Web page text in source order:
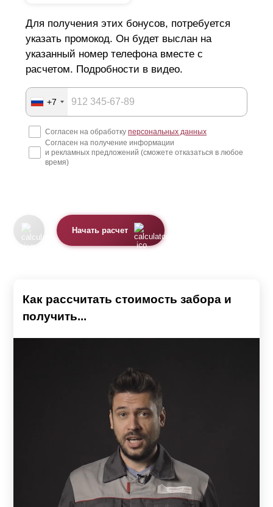
Для получения этих бонусов, потребуется
указать промокод. Он будет выслан на
указанный номер телефона вместе с
расчетом. Подробности в видео.
+7
Согласен на обработку персональных данных
Согласен на получение информации
и рекламных предложений (сможете отказаться в любое
время)
Начать расчет
Как рассчитать стоимость забора и
получить...